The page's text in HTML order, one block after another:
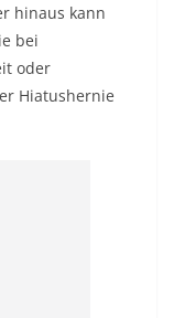
hinaus kann
bei
oder
Hiatushernie